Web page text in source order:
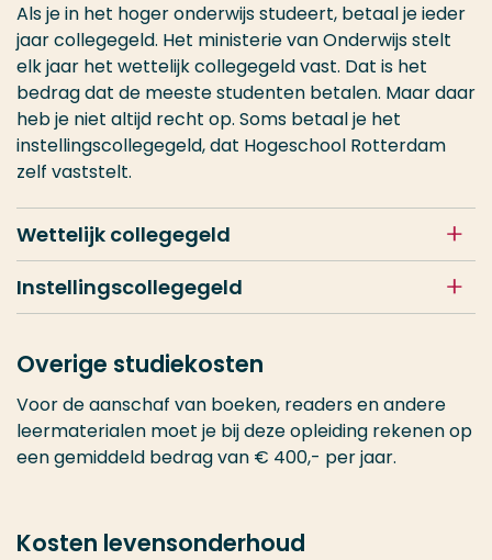
Als je in het hoger onderwijs studeert, betaal je ieder
jaar collegegeld. Het ministerie van Onderwijs stelt
elk jaar het wettelijk collegegeld vast. Dat is het
bedrag dat de meeste studenten betalen. Maar daar
heb je niet altijd recht op. Soms betaal je het
instellingscollegegeld, dat Hogeschool Rotterdam
zelf vaststelt.
Wettelijk collegegeld
Instellingscollegegeld
Overige studiekosten
Voor de aanschaf van boeken, readers en andere
leermaterialen moet je bij deze opleiding rekenen op
een gemiddeld bedrag van € 400,- per jaar.
Kosten levensonderhoud